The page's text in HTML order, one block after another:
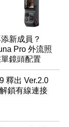
新成員？
Pro 外流照
鏡頭配置
釋出 Ver.2.0
鎖有線連接